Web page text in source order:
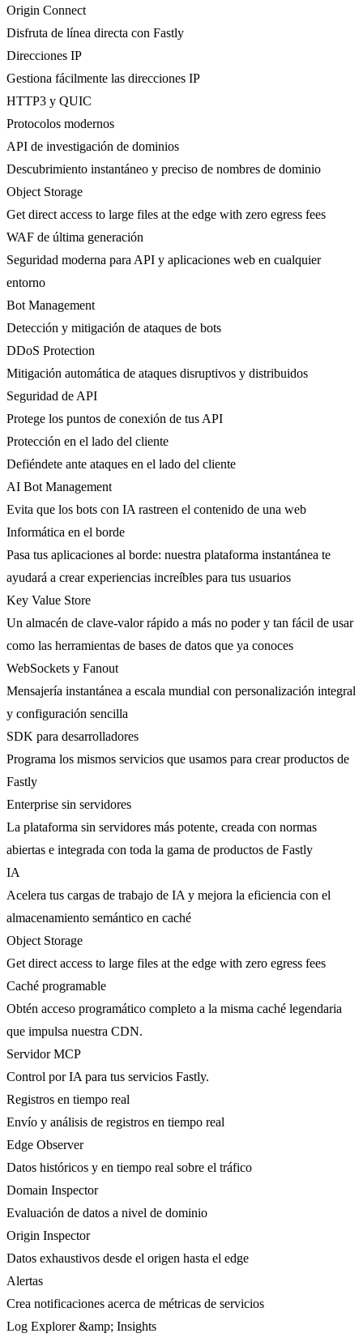
Origin Connect
Disfruta de línea directa con Fastly
Direcciones IP
Gestiona fácilmente las direcciones IP
HTTP3 y QUIC
Protocolos modernos
API de investigación de dominios
Descubrimiento instantáneo y preciso de nombres de dominio
Object Storage
Get direct access to large files at the edge with zero egress fees
WAF de última generación
Seguridad moderna para API y aplicaciones web en cualquier
entorno
Bot Management
Detección y mitigación de ataques de bots
DDoS Protection
Mitigación automática de ataques disruptivos y distribuidos
Seguridad de API
Protege los puntos de conexión de tus API
Protección en el lado del cliente
Defiéndete ante ataques en el lado del cliente
AI Bot Management
Evita que los bots con IA rastreen el contenido de una web
Informática en el borde
Pasa tus aplicaciones al borde: nuestra plataforma instantánea te
ayudará a crear experiencias increíbles para tus usuarios
Key Value Store
Un almacén de clave-valor rápido a más no poder y tan fácil de usar
como las herramientas de bases de datos que ya conoces
WebSockets y Fanout
Mensajería instantánea a escala mundial con personalización integral
y configuración sencilla
SDK para desarrolladores
Programa los mismos servicios que usamos para crear productos de
Fastly
Enterprise sin servidores
La plataforma sin servidores más potente, creada con normas
abiertas e integrada con toda la gama de productos de Fastly
IA
Acelera tus cargas de trabajo de IA y mejora la eficiencia con el
almacenamiento semántico en caché
Object Storage
Get direct access to large files at the edge with zero egress fees
Caché programable
Obtén acceso programático completo a la misma caché legendaria
que impulsa nuestra CDN.
Servidor MCP
Control por IA para tus servicios Fastly.
Registros en tiempo real
Envío y análisis de registros en tiempo real
Edge Observer
Datos históricos y en tiempo real sobre el tráfico
Domain Inspector
Evaluación de datos a nivel de dominio
Origin Inspector
Datos exhaustivos desde el origen hasta el edge
Alertas
Crea notificaciones acerca de métricas de servicios
Log Explorer &amp; Insights